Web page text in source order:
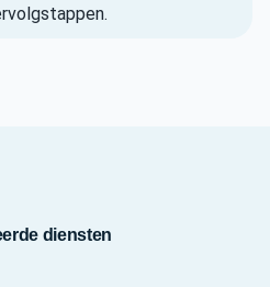
diensten